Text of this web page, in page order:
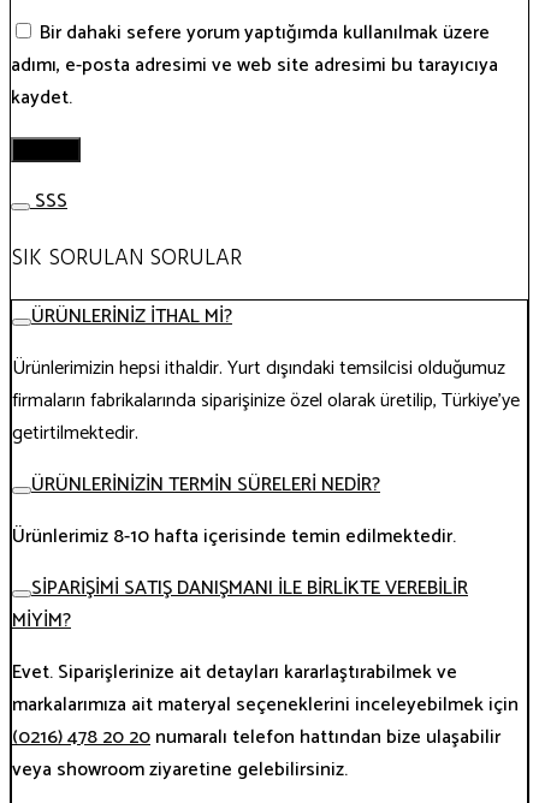
Bir dahaki sefere yorum yaptığımda kullanılmak üzere
adımı, e-posta adresimi ve web site adresimi bu tarayıcıya
kaydet.
SSS
SIK SORULAN SORULAR
ÜRÜNLERİNİZ İTHAL Mİ?
Ürünlerimizin hepsi ithaldir. Yurt dışındaki temsilcisi olduğumuz
firmaların fabrikalarında siparişinize özel olarak üretilip, Türkiye’ye
getirtilmektedir.
ÜRÜNLERİNİZİN TERMİN SÜRELERİ NEDİR?
Ürünlerimiz 8-10 hafta içerisinde temin edilmektedir.
SİPARİŞİMİ SATIŞ DANIŞMANI İLE BİRLİKTE VEREBİLİR
MİYİM?
Evet. Siparişlerinize ait detayları kararlaştırabilmek ve
markalarımıza ait materyal seçeneklerini inceleyebilmek için
(0216) 478 20 20numaralı telefon hattından bize ulaşabilir
veya showroom ziyaretine gelebilirsiniz.